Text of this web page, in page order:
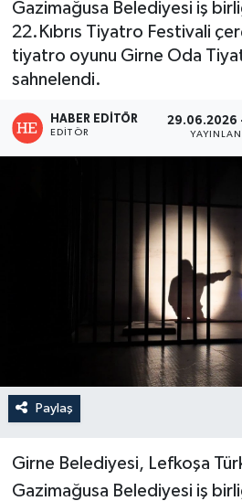
Gazimağusa Belediyesi iş
22.Kıbrıs Tiyatro Festivali
tiyatro oyunu Girne Oda
sahnelendi.
HABER EDITÖR
EDITÖR
29.06.2026
Paylaş
Girne Belediyesi, Lefkoşa
Gazimağusa Belediyesi iş
Haber Arşivi